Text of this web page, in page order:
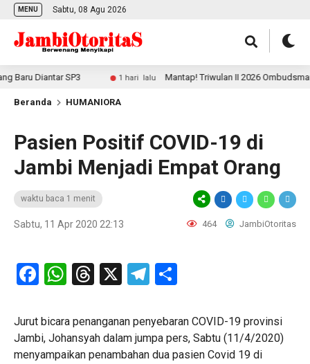
MENU Sabtu, 08 Agu 2026
Diantar SP3 1 hari lalu Mantap! Triwulan II 2026 Ombudsman
Beranda HUMANIORA
Pasien Positif COVID-19 di
Jambi Menjadi Empat Orang
waktu baca 1 menit
Sabtu, 11 Apr 2020 22:13 464 JambiOtoritas
Facebook
WhatsApp
Threads
X Telegram
Jurut bicara penanganan penyebaran COVID-19 provinsi
Jambi, Johansyah dalam jumpa pers, Sabtu (11/4/2020)
menyampaikan penambahan dua pasien Covid 19 di